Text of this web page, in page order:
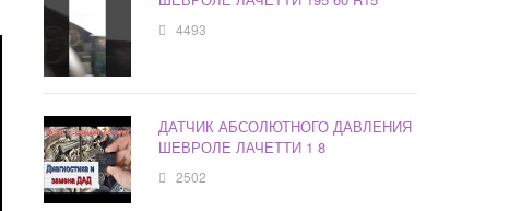
4493
ДАТЧИК АБСОЛЮТНОГО ДАВЛЕНИЯ
ШЕВРОЛЕ ЛАЧЕТТИ 1 8
2502